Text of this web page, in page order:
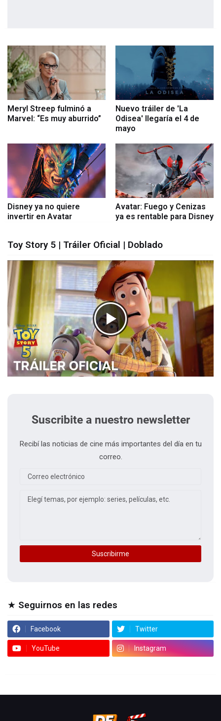
Meryl Streep fulminó a
Marvel: “Es muy aburrido”
Nuevo tráiler de 'La
Odisea' llegaría el 4 de
mayo
Disney ya no quiere
invertir en Avatar
Avatar: Fuego y Cenizas
ya es rentable para Disney
Toy Story 5 | Tráiler Oficial | Doblado
Suscribite a nuestro newsletter
Recibí las noticias de cine más importantes del día en tu
correo.
★ Seguirnos en las redes
Facebook Twitter
YouTube Instagram